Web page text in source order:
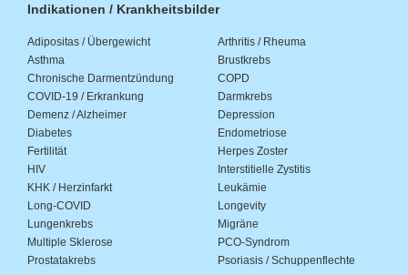
Indikationen / Krankheitsbilder
Adipositas / Übergewicht
Arthritis / Rheuma
Asthma
Brustkrebs
Chronische Darmentzündung
COPD
COVID-19 / Erkrankung
Darmkrebs
Demenz / Alzheimer
Depression
Diabetes
Endometriose
Fertilität
Herpes Zoster
HIV
Interstitielle Zystitis
KHK / Herzinfarkt
Leukämie
Long-COVID
Longevity
Lungenkrebs
Migräne
Multiple Sklerose
PCO-Syndrom
Prostatakrebs
Psoriasis / Schuppenflechte